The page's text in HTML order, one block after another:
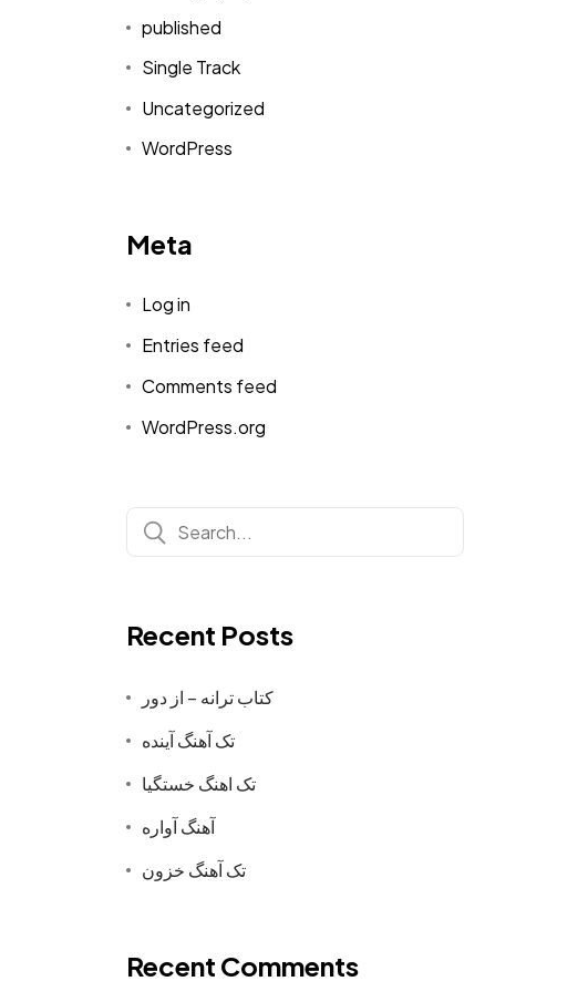
published
Single Track
Uncategorized
WordPress
Meta
Log in
Entries feed
Comments feed
WordPress.org
Recent Posts
کتاب ترانه – از دور
تک آهنگ آینده
تک اهنگ خستگیا
آهنگ آواره
تک آهنگ خزون
Recent Comments